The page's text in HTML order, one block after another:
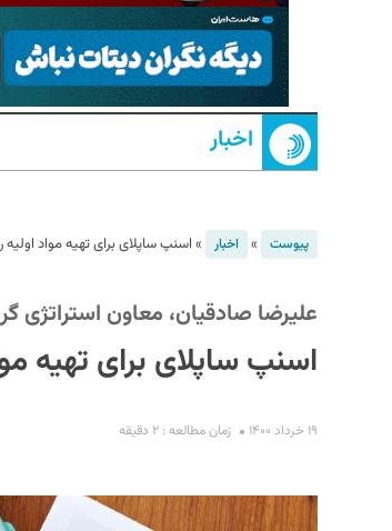
اخبار
پیوست » اخبار » اسنپ ساپلای برای تهیه مواد اولیه
علیرضا صادقیان، معاون استراتژی
اسنپ ساپلای برای تهیه
۱۹ خرداد ۱۴۰۰ زمان مطالعه : ۲ دقیقه